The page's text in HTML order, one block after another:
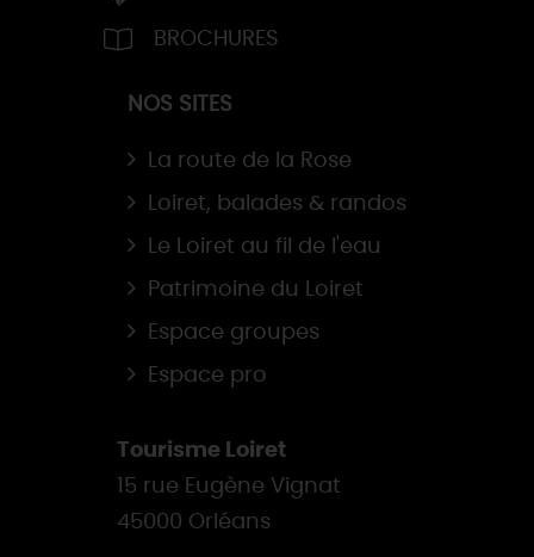
BROCHURES
NOS SITES
La route de la Rose
Loiret, balades & randos
Le Loiret au fil de l'eau
Patrimoine du Loiret
Espace groupes
Espace pro
Tourisme Loiret
15 rue Eugène Vignat
45000 Orléans